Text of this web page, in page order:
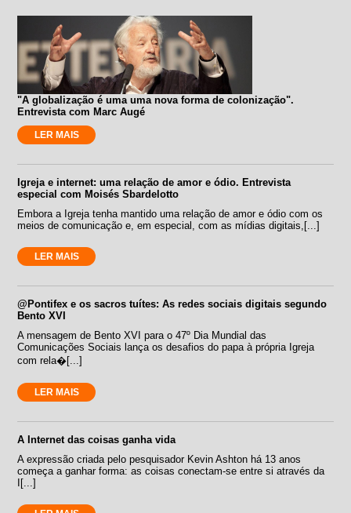
"A globalização é uma uma nova forma de colonização".
Entrevista com Marc Augé
LER MAIS
Igreja e internet: uma relação de amor e ódio. Entrevista
especial com Moisés Sbardelotto
Embora a Igreja tenha mantido uma relação de amor e ódio com os
meios de comunicação e, em especial, com as mídias digitais,[...]
LER MAIS
@Pontifex e os sacros tuítes: As redes sociais digitais segundo
Bento XVI
A mensagem de Bento XVI para o 47º Dia Mundial das
Comunicações Sociais lança os desafios do papa à própria Igreja
com rela�[...]
LER MAIS
A Internet das coisas ganha vida
A expressão criada pelo pesquisador Kevin Ashton há 13 anos
começa a ganhar forma: as coisas conectam-se entre si através da
I[...]